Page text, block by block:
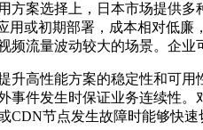
案选择上，日本市场提供多种
用或初期部署，成本相对低
频流量波动较大的场景。企
高性能方案的稳定性和可用
事件发生时保证业务连续性
CDN节点发生故障时能够快速